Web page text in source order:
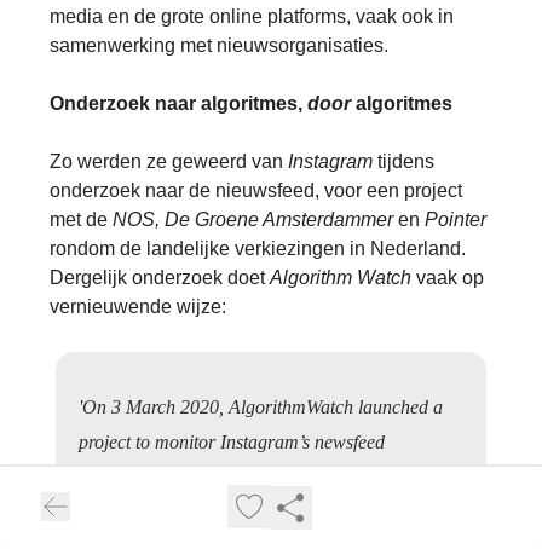
media en de grote online platforms, vaak ook in
samenwerking met nieuwsorganisaties.
Onderzoek naar algoritmes, dooralgoritmes
Zo werden ze geweerd van Instagram tijdens
onderzoek naar de nieuwsfeed, voor een project
met de NOS, De Groene Amsterdammeren Pointer
rondom de landelijke verkiezingen in Nederland.
Dergelijk onderzoek doetAlgorithm Watch vaak op
vernieuwende wijze:
'On 3 March 2020, AlgorithmWatch launched a
project to monitor Instagram’s newsfeed
on that scraped their Instagram newsfeeds. Data